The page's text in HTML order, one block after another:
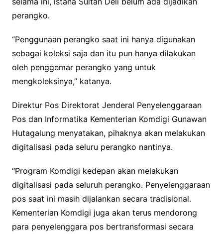
perangko.
“Penggunaan perangko saat ini hanya digunakan
sebagai koleksi saja dan itu pun hanya dilakukan
oleh penggemar perangko yang untuk
mengkoleksinya,” katanya.
Direktur Pos Direktorat Jenderal Penyelenggaraan
Pos dan Informatika Kementerian Komdigi Gunawan
Hutagalung menyatakan, pihaknya akan melakukan
digitalisasi pada seluru perangko nantinya.
“Program Komdigi kedepan akan melakukan
digitalisasi pada seluruh perangko. Penyelenggaraan
pos saat ini masih dijalankan secara tradisional.
Kementerian Komdigi juga akan terus mendorong
para penyelenggara pos bertransformasi secara